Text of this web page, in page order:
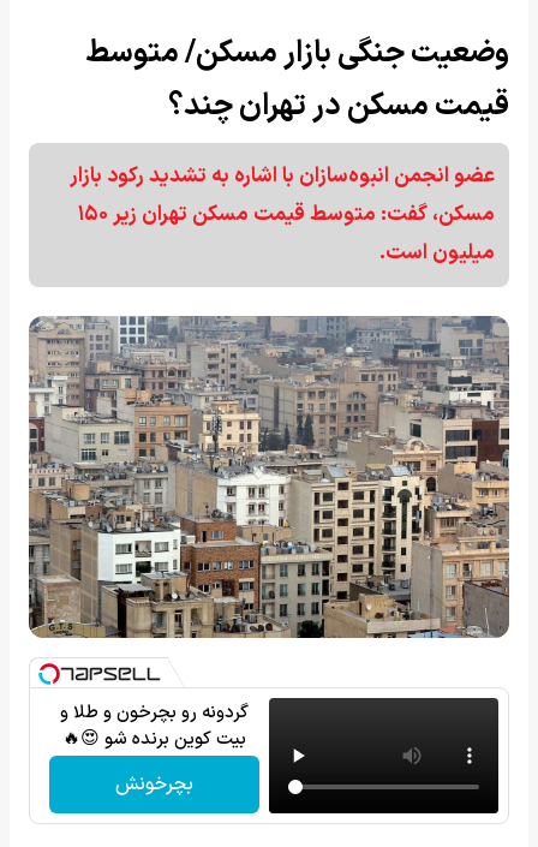
وضعیت جنگی بازار مسکن/ متوسط
قیمت مسکن در تهران چند؟
عضو انجمن انبوه‌سازان با اشاره به تشدید رکود بازار
مسکن، گفت: متوسط قیمت مسکن تهران زیر ۱۵۰
میلیون است.
گردونه رو بچرخون و طلا و
بیت کوین برنده شو 😍🔥
بچرخونش